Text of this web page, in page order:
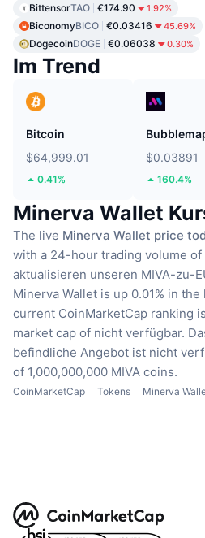
BittensorTAO €174.90 1.92%
BiconomyBICO €0.03416 45.69%
DogecoinDOGE €0.06038 0.30%
Im Trend
Bitcoin
$64,999.01
0.41%
$0.03891
160.4%
Minerva Wallet
The live Minerva Wallet price
with a 24-hour trading volume
aktualisieren unseren MIVA-zu-
Minerva Wallet is up 0.01% in
current CoinMarketCap ranking
market cap of nicht verfügbar.
befindliche Angebot ist nicht
of 1,000,000,000 MIVA coins.
CoinMarketCap Tokens Minerva